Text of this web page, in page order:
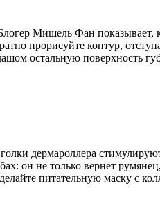
Мишель Фан показывает,
прорисуйте контур,
остальную поверхность
дермароллера
он не только вернет
питательную маску с